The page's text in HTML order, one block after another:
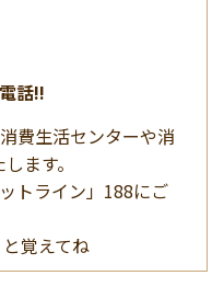
話!!
費生活センターや消
ます。
トライン」188にご
覚えてね